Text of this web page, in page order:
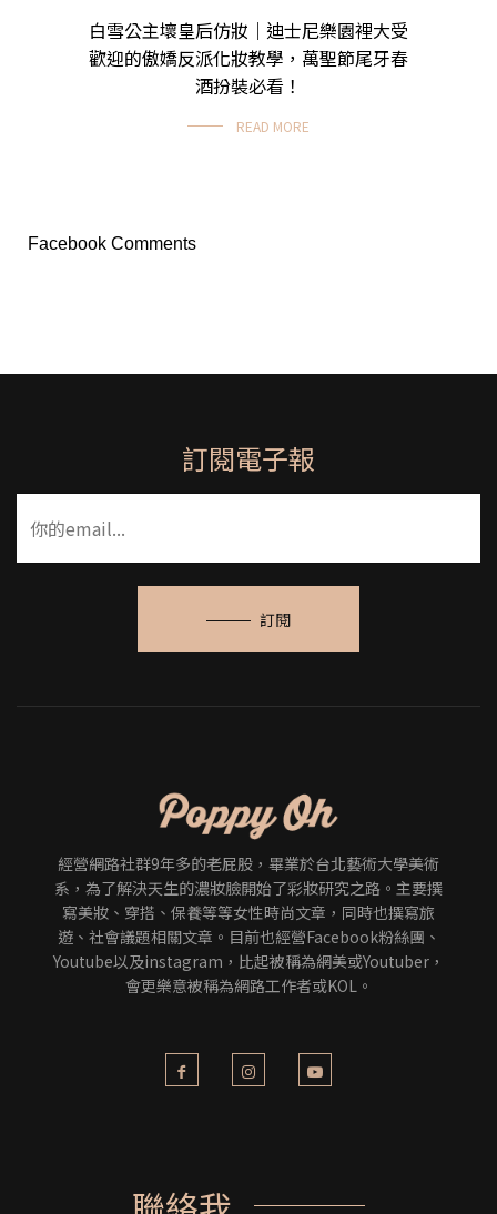
白雪公主壞皇后仿妝｜迪士尼樂園裡大受
歡迎的傲嬌反派化妝教學，萬聖節尾牙春
酒扮裝必看！
READ MORE
Facebook Comments
訂閱電子報
訂閱
經營網路社群9年多的老屁股，畢業於台北藝術大學美術
系，為了解決天生的濃妝臉開始了彩妝研究之路。主要撰
寫美妝、穿搭、保養等等女性時尚文章，同時也撰寫旅
遊、社會議題相關文章。目前也經營Facebook粉絲團、
Youtube以及instagram，比起被稱為網美或Youtuber，
會更樂意被稱為網路工作者或KOL。